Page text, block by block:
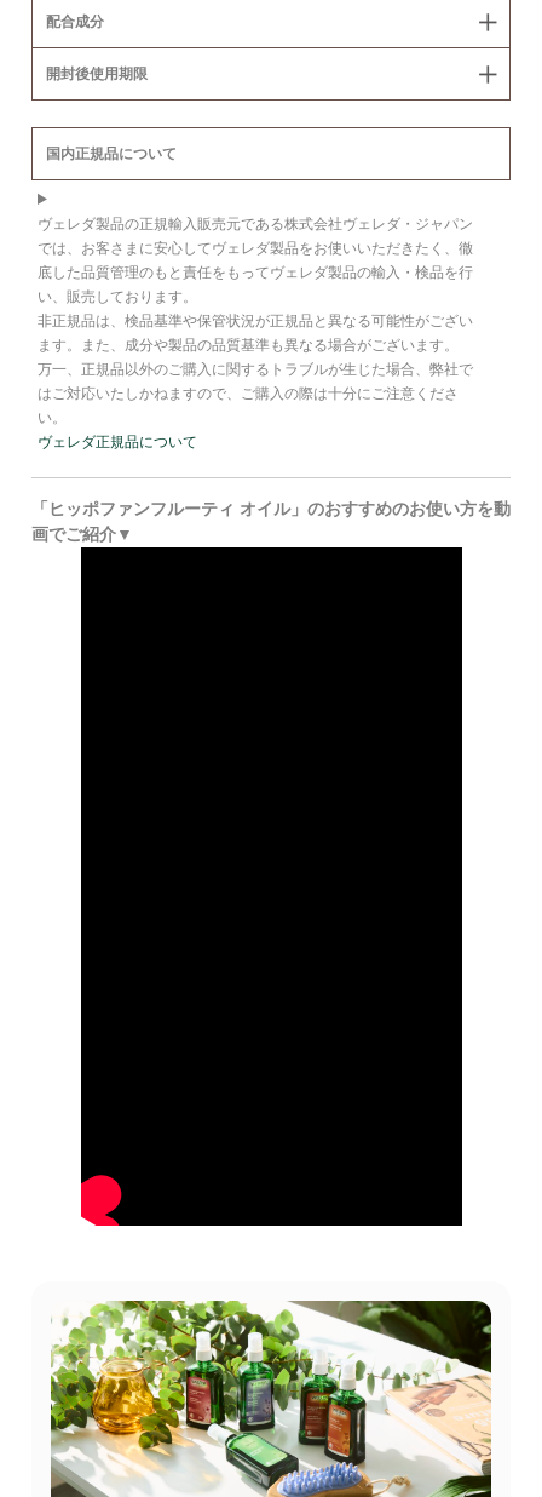
配合成分
開封後使用期限
国内正規品について
ヴェレダ製品の正規輸入販売元である株式会社ヴェレダ・ジャパン
では、お客さまに安心してヴェレダ製品をお使いいただきたく、徹
底した品質管理のもと責任をもってヴェレダ製品の輸入・検品を行
い、販売しております。
非正規品は、検品基準や保管状況が正規品と異なる可能性がござい
ます。また、成分や製品の品質基準も異なる場合がございます。
万一、正規品以外のご購入に関するトラブルが生じた場合、弊社で
はご対応いたしかねますので、ご購入の際は十分にご注意くださ
い。
ヴェレダ正規品について
「ヒッポファンフルーティ オイル」のおすすめのお使い方を動
画でご紹介▼